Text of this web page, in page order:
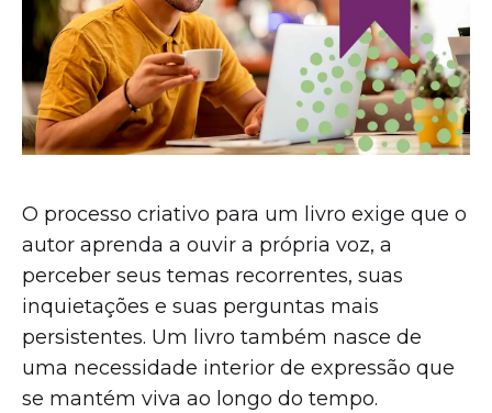
O processo criativo para um livro exige que o
autor aprenda a ouvir a própria voz, a
perceber seus temas recorrentes, suas
inquietações e suas perguntas mais
persistentes. Um livro também nasce de
uma necessidade interior de expressão que
se mantém viva ao longo do tempo.